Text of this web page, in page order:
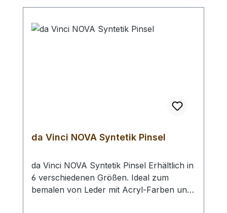
(besonders geeignet für die Fläche) Bei
Wollpinsel.
da Vinci NOVA Syntetik Pinsel
da Vinci NOVA Syntetik Pinsel Erhältlich in
6 verschiedenen Größen. Ideal zum
bemalen von Leder mit Acryl-Farben und